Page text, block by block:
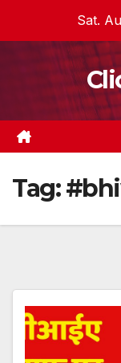
Sat.
Tag: